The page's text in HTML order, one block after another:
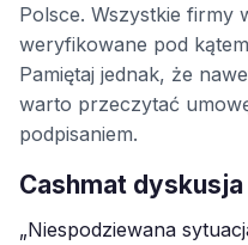
Polsce. Wszystkie firmy
weryfikowane pod
Pamiętaj jednak, że
warto przeczytać
podpisaniem.
Cashmat dyskusja
„Niespodziewana